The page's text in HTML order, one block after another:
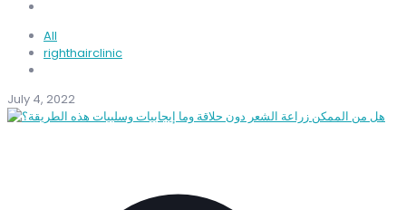
All
righthairclinic
July 4, 2022